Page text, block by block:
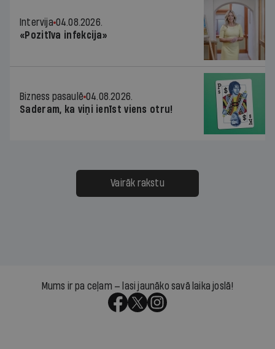
Intervija 04.08.2026.
«Pozitīva infekcija»
Bizness pasaulē 04.08.2026.
Saderam, ka viņi ienīst viens otru!
Vairāk rakstu
Mums ir pa ceļam — lasi jaunāko savā laika joslā!